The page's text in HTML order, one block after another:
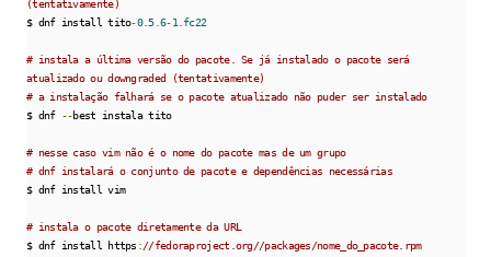
(tentativamente)
$ dnf install tito-0.5. 6-1.fc22
# instala a última versão do pacote. Se já instalado o pacote será
atualizado ou downgraded (tentativamente)
# a instalação falhará se o pacote atualizado não puder ser instalado
$ dnf --best instala tito
# nesse caso vim não é o nome do pacote mas de um grupo
# dnf instalará o conjunto de pacote e dependências necessárias
$ dnf install vim
# instala o pacote diretamente da URL
$ dnf install https ://fedoraproject.org//packages/nome_do_pacote.rpm